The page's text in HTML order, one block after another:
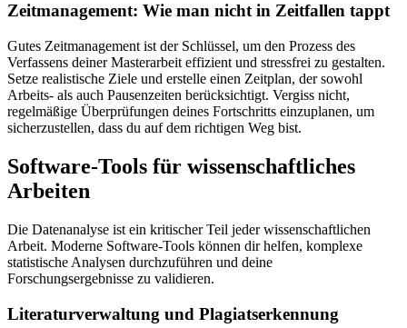
Zeitmanagement: Wie man nicht in Zeitfallen tappt
Gutes Zeitmanagement ist der Schlüssel, um den Prozess des
Verfassens deiner Masterarbeit effizient und stressfrei zu gestalten.
Setze realistische Ziele und erstelle einen Zeitplan, der sowohl
Arbeits- als auch Pausenzeiten berücksichtigt. Vergiss nicht,
regelmäßige Überprüfungen deines Fortschritts einzuplanen, um
sicherzustellen, dass du auf dem richtigen Weg bist.
Software-Tools für wissenschaftliches
Arbeiten
Die Datenanalyse ist ein kritischer Teil jeder wissenschaftlichen
Arbeit. Moderne Software-Tools können dir helfen, komplexe
statistische Analysen durchzuführen und deine
Forschungsergebnisse zu validieren.
Literaturverwaltung und Plagiatserkennung